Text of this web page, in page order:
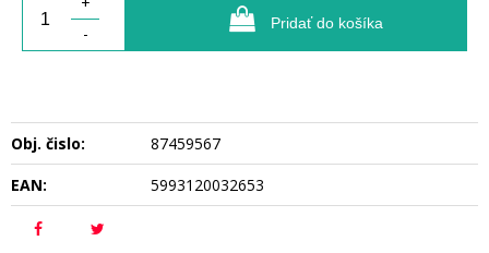
-
Pridať do košíka
Obj. čislo:
87459567
EAN:
5993120032653